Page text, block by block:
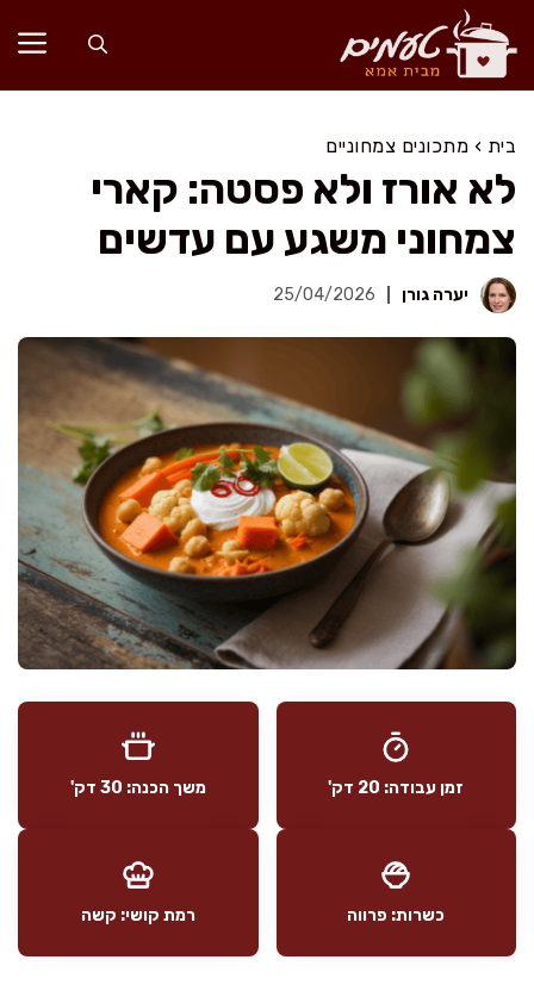
לדלג
לתוכן
בית › מתכונים צמחוניים
לא אורז ולא פסטה: קארי
צמחוני משגע עם עדשים
יערה גורן 25/04/2026
זמן עבודה: 20 דק' משך הכנה: 30 דק'
כשרות: פרווה רמת קושי: קשה